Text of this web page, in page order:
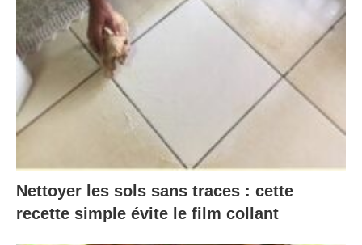
Nettoyer les sols sans traces : cette
recette simple évite le film collant